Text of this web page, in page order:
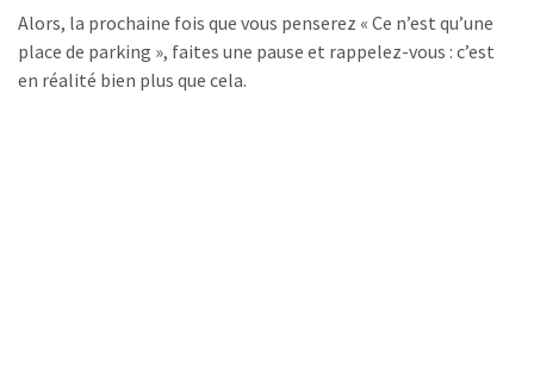
Alors, la prochaine fois que vous penserez « Ce n’est qu’une
place de parking », faites une pause et rappelez-vous : c’est
en réalité bien plus que cela.